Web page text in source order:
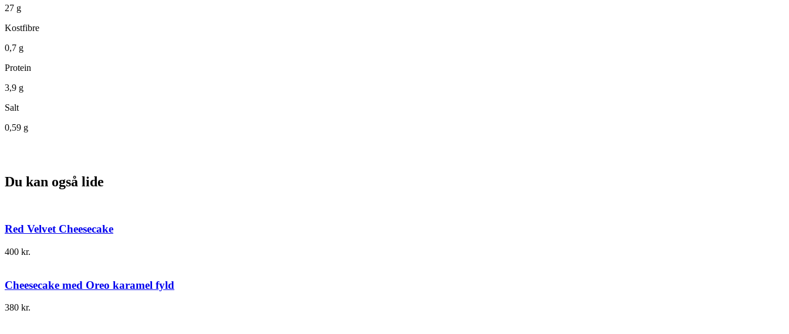
27 g
Kostfibre
0,7 g
Protein
3,9 g
Salt
0,59 g
Du kan også lide
Red Velvet Cheesecake
400 kr.
Cheesecake med Oreo karamel fyld
380 kr.